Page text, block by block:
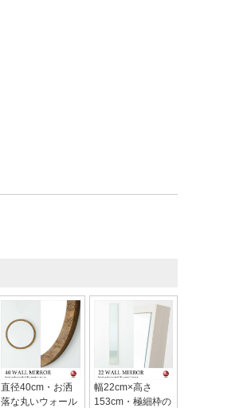
直径40cm・お洒
落な丸いウォール
幅22cm×高さ
153cm・極細枠の